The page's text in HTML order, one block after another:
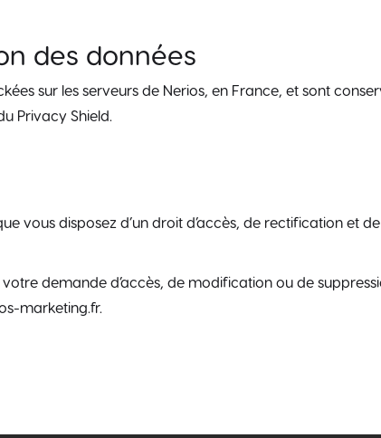
des données
sur les serveurs de Nerios, en France, et sont
Privacy Shield.
vous disposez d’un droit d’accès, de rectification et
demande d’accès, de modification ou de
marketing.fr.